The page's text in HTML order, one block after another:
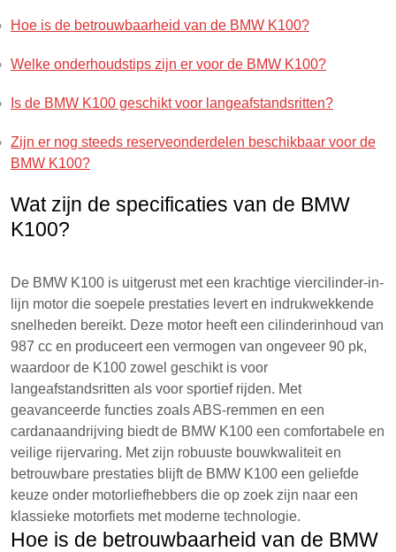
Hoe is de betrouwbaarheid van de BMW K100?
Welke onderhoudstips zijn er voor de BMW K100?
Is de BMW K100 geschikt voor langeafstandsritten?
Zijn er nog steeds reserveonderdelen beschikbaar voor de
BMW K100?
Wat zijn de specificaties van de BMW
K100?
De BMW K100 is uitgerust met een krachtige viercilinder-in-
lijn motor die soepele prestaties levert en indrukwekkende
snelheden bereikt. Deze motor heeft een cilinderinhoud van
987 cc en produceert een vermogen van ongeveer 90 pk,
waardoor de K100 zowel geschikt is voor
langeafstandsritten als voor sportief rijden. Met
geavanceerde functies zoals ABS-remmen en een
cardanaandrijving biedt de BMW K100 een comfortabele en
veilige rijervaring. Met zijn robuuste bouwkwaliteit en
betrouwbare prestaties blijft de BMW K100 een geliefde
keuze onder motorliefhebbers die op zoek zijn naar een
klassieke motorfiets met moderne technologie.
Hoe is de betrouwbaarheid van de BMW